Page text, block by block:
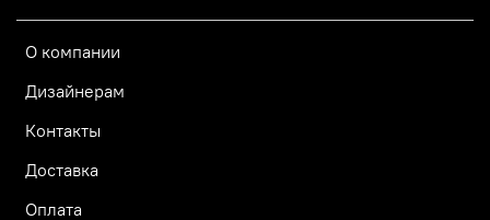
О компании
Дизайнерам
Контакты
Доставка
Оплата